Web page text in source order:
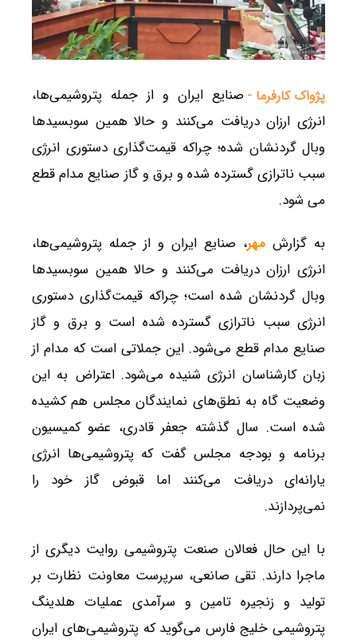
پژواک کارفرما - صنایع ایران و از جمله پتروشیمی‌ها،
انرژی ارزان دریافت می‌کنند و حالا همین سوبسیدها
وبال گردنشان شده؛ چراکه قیمت‌گذاری دستوری انرژی
سبب ناترازی گسترده شده و برق و گاز صنایع مدام قطع
می شود.
به گزارش مهر، صنایع ایران و از جمله پتروشیمی‌ها،
انرژی ارزان دریافت می‌کنند و حالا همین سوبسیدها
وبال گردنشان شده است؛ چراکه قیمت‌گذاری دستوری
انرژی سبب ناترازی گسترده شده است و برق و گاز
صنایع مدام قطع می‌شود. این جملاتی است که مدام از
زبان کارشناسان انرژی شنیده می‌شود. اعتراض به این
وضعیت گاه به نطق‌های نمایندگان مجلس هم کشیده
شده است. سال گذشته جعفر قادری، عضو کمیسیون
برنامه و بودجه مجلس گفت که پتروشیمی‌ها انرژی
یارانه‌ای دریافت می‌کنند اما قبوض گاز خود را
نمی‌پردازند.
با این حال فعالان صنعت پتروشیمی روایت دیگری از
ماجرا دارند. تقی صانعی، سرپرست معاونت نظارت بر
تولید و زنجیره تامین و سرآمدی عملیات هلدینگ
پتروشیمی خلیج فارس می‌گوید که پتروشیمی‌های ایران